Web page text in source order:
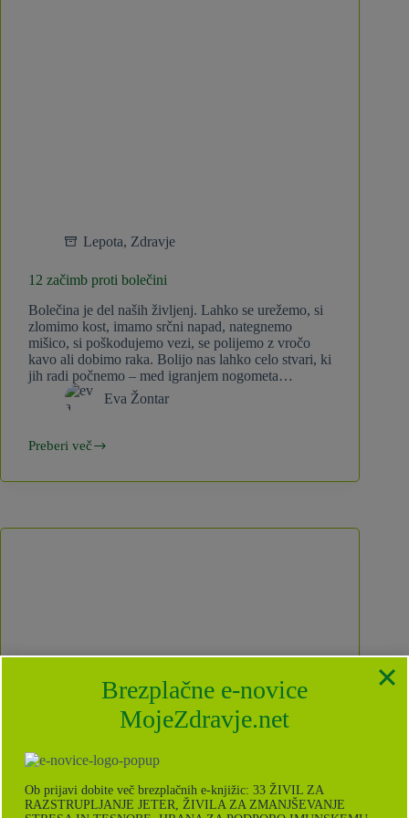
Lepota, Zdravje
12 začimb proti bolečini
Bolečina je del naših življenj. Lahko se urežemo, si
zlomimo kost, imamo srčni napad, nategnemo
mišico, si poškodujemo vezi, se polijemo z vročo
kavo ali dobimo raka. Bolijo nas lahko celo stvari, ki
jih radi počnemo – med igranjem nogometa…
Eva Žontar
Preberi več
12
proti
Brezplačne e-novice
MojeZdravje.net
Ob prijavi dobite več brezplačnih e-knjižic: 33 ŽIVIL ZA
RAZSTRUPLJANJE JETER, ŽIVILA ZA ZMANJŠEVANJE